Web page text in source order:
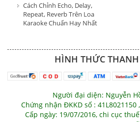
Cách Chỉnh Echo, Delay,
Repeat, Reverb Trên Loa
Karaoke Chuẩn Hay Nhất
HÌNH THỨC
Người đại diện: Nguyễn
Chứng nhận ĐKKD số : 41L8021150
Cấp ngày: 19/07/2016, chi cục